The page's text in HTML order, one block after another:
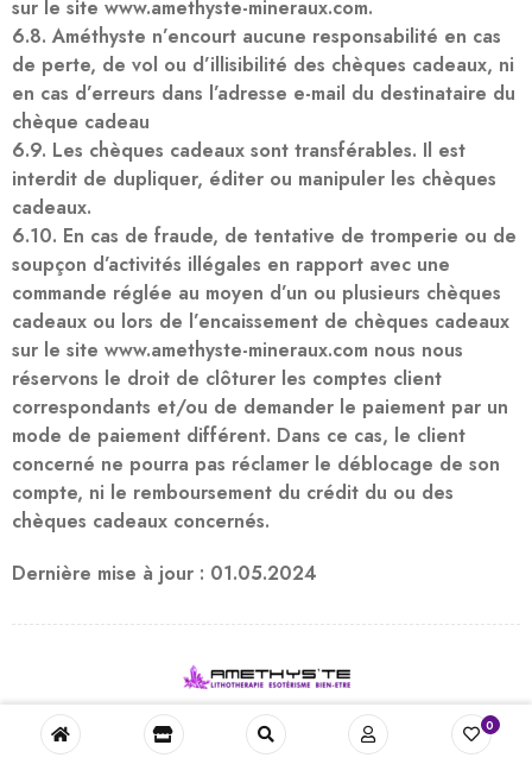
sur le site www.amethyste-mineraux.com.
6.8. Améthyste n’encourt aucune responsabilité en cas
de perte, de vol ou d’illisibilité des chèques cadeaux, ni
en cas d’erreurs dans l’adresse e-mail du destinataire du
chèque cadeau
6.9. Les chèques cadeaux sont transférables. Il est
interdit de dupliquer, éditer ou manipuler les chèques
cadeaux.
6.10. En cas de fraude, de tentative de tromperie ou de
soupçon d’activités illégales en rapport avec une
commande réglée au moyen d’un ou plusieurs chèques
cadeaux ou lors de l’encaissement de chèques cadeaux
sur le site www.amethyste-mineraux.com nous nous
réservons le droit de clôturer les comptes client
correspondants et/ou de demander le paiement par un
mode de paiement différent. Dans ce cas, le client
concerné ne pourra pas réclamer le déblocage de son
compte, ni le remboursement du crédit du ou des
chèques cadeaux concernés.
Dernière mise à jour : 01.05.2024
Besoin d’aide ? : 04 68 08 76 15
0